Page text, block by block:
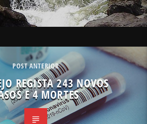
POST ANTERIOR
REGISTA 243 NOVOS
E 4 MORTES